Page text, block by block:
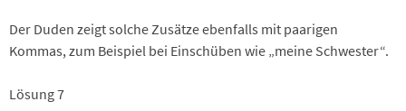
Der Duden zeigt solche Zusätze ebenfalls mit paarigen
Kommas, zum Beispiel bei Einschüben wie „meine Schwester“.
Lösung 7